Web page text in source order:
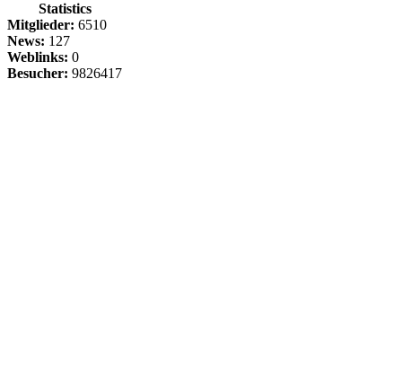
Statistics
Mitglieder: 6510
News: 127
Weblinks: 0
Besucher: 9826417